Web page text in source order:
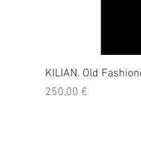
KILIAN. Old
Prezzo
250,00 €